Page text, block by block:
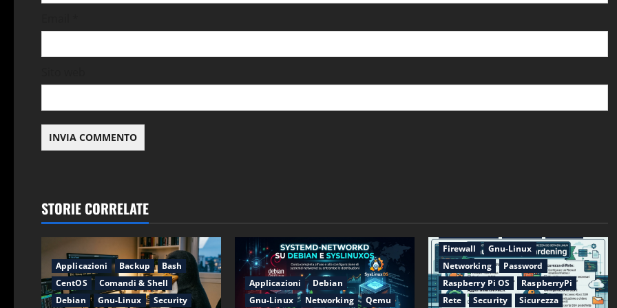
i
c
o
l
o
STORIE CORRELATE
Applicazioni Backup
Bash
CentOS
Comandi & Shell
Debian
Gnu-Linux
Security
Applicazioni
Debian
Gnu-Linux
Networking
Qemu
Firewall
Gnu-Linux
Networking
Password
Raspberry Pi OS
RaspberryPi
Rete
Security
Sicurezza